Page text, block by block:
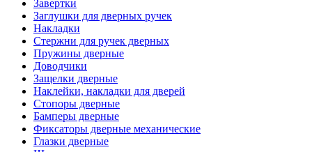
Завертки
Заглушки для дверных ручек
Накладки
Стержни для ручек дверных
Пружины дверные
Доводчики
Защелки дверные
Наклейки, накладки для дверей
Стопоры дверные
Бамперы дверные
Фиксаторы дверные механические
Глазки дверные